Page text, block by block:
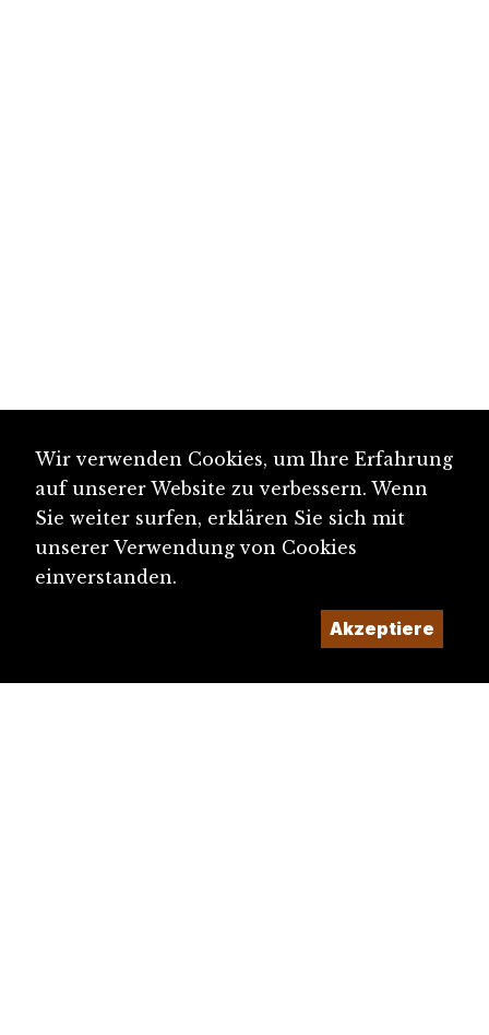
Wir verwenden Cookies, um Ihre Erfahrung
auf unserer Website zu verbessern. Wenn
Sie weiter surfen, erklären Sie sich mit
unserer Verwendung von Cookies
einverstanden.
Akzeptiere